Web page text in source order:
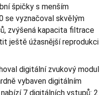
špičky s menším
se vyznačoval skvělým
zvýšená kapacita filtrace
ještě úžasnější reprodukci
digitální zvukový modul
vybaven digitálním
7 digitálních vstupů: 2